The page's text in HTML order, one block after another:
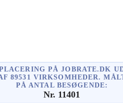
PÅ JOBRATE.DK
89531 VIRKSOMHEDER.
PÅ ANTAL BESØGENDE:
Nr. 11401